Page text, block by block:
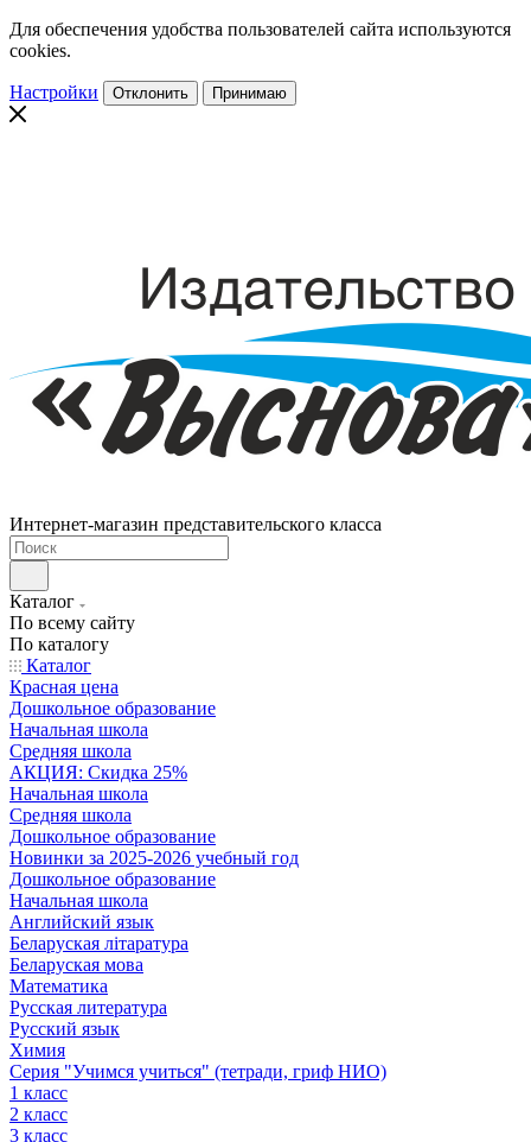
Для обеспечения удобства пользователей сайта используются
cookies.
Настройки Отклонить Принимаю
Интернет-магазин представительского класса
Каталог
По всему сайту
По каталогу
Каталог
Красная цена
Дошкольное образование
Начальная школа
Средняя школа
АКЦИЯ: Скидка 25%
Начальная школа
Средняя школа
Дошкольное образование
Новинки за 2025-2026 учебный год
Дошкольное образование
Начальная школа
Английский язык
Беларуская літаратура
Беларуская мова
Математика
Русская литература
Русский язык
Химия
Серия "Учимся учиться" (тетради, гриф НИО)
1 класс
2 класс
3 класс